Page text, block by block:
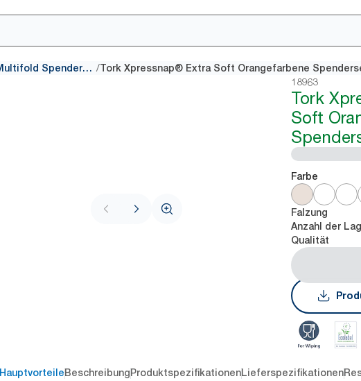
Multifold Spenderservietten /
18963
Tork
Soft
Farbe
Falzung
Anzahl der
Qualität
HauptvorteileBeschreibungProduktspezifikationenLieferspezifikationen